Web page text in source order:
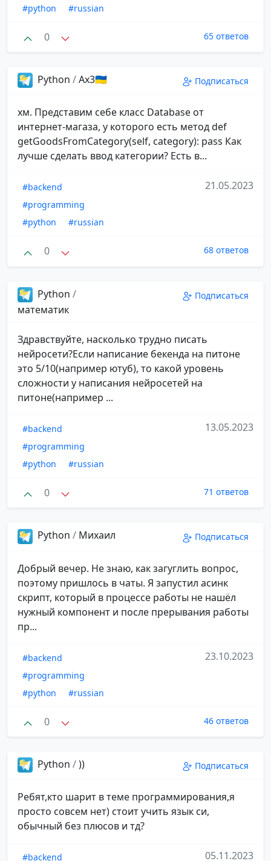
#python
#russian
0 65 ответов
Python /Ax3🇺🇦 Подписаться
хм. Представим себе класс Database от
интернет-магаза, у которого есть метод def
getGoodsFromCategory(self, category): pass Как
лучше сделать ввод категории? Есть в...
#backend
#programming
#python
#russian
21.05.2023
0 68 ответов
Python /
математик
Подписаться
Здравствуйте, насколько трудно писать
нейросети?Если написание бекенда на питоне
это 5/10(например ютуб), то какой уровень
сложности у написания нейросетей на
питоне(например ...
#backend
#programming
#python
#russian
13.05.2023
0 71 ответов
Python / Михаил Подписаться
Добрый вечер. Не знаю, как загуглить вопрос,
поэтому пришлось в чаты. Я запустил асинк
скрипт, который в процессе работы не нашёл
нужный компонент и после прерывания работы
пр...
#backend
#programming
#python
#russian
23.10.2023
0 46 ответов
Python /)) Подписаться
Ребят,кто шарит в теме программирования,я
просто совсем нет) стоит учить язык си,
обычный без плюсов и тд?
#backend 05.11.2023